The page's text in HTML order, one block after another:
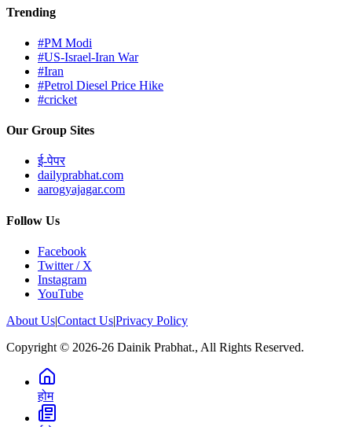
Trending
#PM Modi
#US-Israel-Iran War
#Iran
#Petrol Diesel Price Hike
#cricket
Our Group Sites
ई-पेपर
dailyprabhat.com
aarogyajagar.com
Follow Us
Facebook
Twitter / X
Instagram
YouTube
About Us|Contact Us|Privacy Policy
Copyright © 2026-26 Dainik Prabhat., All Rights Reserved.
होम